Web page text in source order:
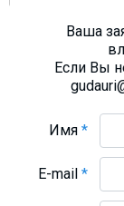
Ваша
Если Вы
Имя*
E-mail*